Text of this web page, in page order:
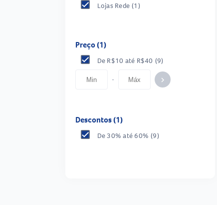
Lojas Rede (1)
Preço (1)
De R$10 até R$40 (9)
- keyboard_arrow_right
Descontos (1)
De 30% até 60% (9)